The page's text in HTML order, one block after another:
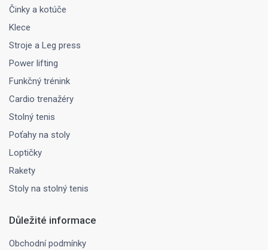
Činky a kotúče
Klece
Stroje a Leg press
Power lifting
Funkčný trénink
Cardio trenažéry
Stolný tenis
Poťahy na stoly
Loptičky
Rakety
Stoly na stolný tenis
Důležité informace
Obchodní podmínky